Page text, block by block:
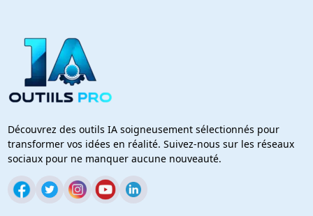
Découvrez des outils IA soigneusement sélectionnés pour
transformer vos idées en réalité. Suivez-nous sur les réseaux
sociaux pour ne manquer aucune nouveauté.